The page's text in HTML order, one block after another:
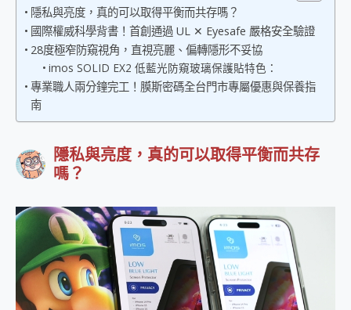
飛利浦 JS7310 ⚡【電急便｜行動儲能救車電源】 可靠的旅行夥伴！帶給您優異的安全性與強大供電效能
是螢幕也是電視! 一機超多用途「MSI微星 Modern MD272UPSW 27型」 4K IPS 輕薄商用智慧聯網螢幕 開箱 評測
您的專屬AI 助手 Yoga Slim 7 Aura Edition 觸控AI筆電 開箱 評測
realme 14 Pro 超硬軍規、冰感變色實測，realme 14 5G 遊戲戰鬥值爆表，效能x娛樂全都要！
iPhone、Apple Watch、AirPods耳機 三個設備充電一起搞定 ONPRO MagReact™ M3 3 in 1可攜摺疊無線充電器 開箱 評測
動靜皆宜「HUAWEI FreeArc」開放式耳掛耳機，無感配戴! 超穩超服貼，音質、通話也很優質
給 MSI Claw 系列電競掌機 最完美的家 MSI Nest Docking Station 掌機專屬擴充底座 開箱 評測
B&O 精品級音響! Home+ 中嘉寬頻 SoundBox 劇院串流盒 開箱 評測
3 個超值 MHN 飛人工具分享~~ iToolab AnyGo 魔物獵人 Now飛人 ios教學 不出門也可以到處走
Locawhere AnyTo 寶可夢飛人 AnyTo 不出門也可以飛遍全世界
97.3% 恢復率，資料救援就是這麼簡單 EaseUS Data Recovery Wizard Free 18.0.0 業界最好的資料救援軟體
磁碟系統大風吹 有了 磁碟管理程式 EaseUS Partition Master 就是這麼簡單
全新 SONY Xperia 1 VI 開箱! 相機實測! 長焦覆蓋更遠更清晰、2日長續航、頂尖影音娛樂效能~
隱私與亮度，真的可以取得平衡而共存嗎？
國際權威科學背書！首創通過 UL ✕ Eyesafe 嚴格安全驗證
28度極窄防窺視角，直視亮麗、偏轉隱形不妥協
imos SOLID EX2 低藍光防窺玻璃保護貼特色：
專業職人兩分鐘完工！膜斯密碼全台門市專屬優惠與保養指
南
隱私與亮度，真的可以取得平衡而共存
嗎？